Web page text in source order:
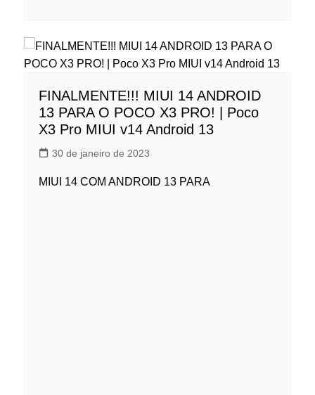
FINALMENTE!!! MIUI 14 ANDROID
13 PARA O POCO X3 PRO! | Poco
X3 Pro MIUI v14 Android 13
30 de janeiro de 2023
MIUI 14 COM ANDROID 13 PARA